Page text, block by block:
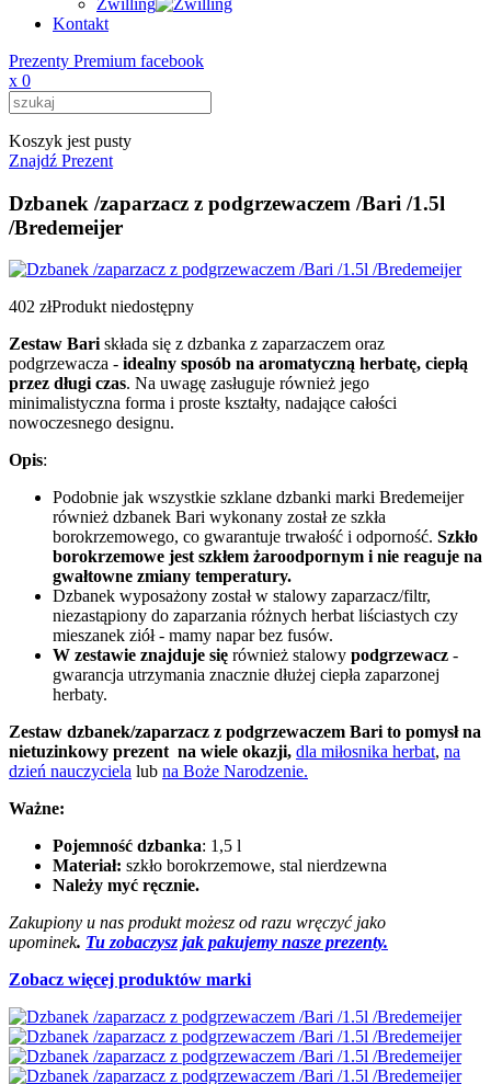
Zwilling
Kontakt
Prezenty Premium facebook
x 0
Koszyk jest pusty
Znajdź Prezent
Dzbanek /zaparzacz z podgrzewaczem /Bari /1.5l
/Bredemeijer
402 złProdukt niedostępny
Zestaw Bariskłada się z dzbanka z zaparzaczem oraz
podgrzewacza - idealny sposób na aromatyczną herbatę, ciepłą
przez długi czas. Na uwagę zasługuje również jego
minimalistyczna forma i proste kształty, nadające całości
nowoczesnego designu.
Opis:
Podobnie jak wszystkie szklane dzbanki marki Bredemeijer
również dzbanek Bari wykonany został ze szkła
borokrzemowego, co gwarantuje trwałość i odporność. Szkło
borokrzemowe jest szkłem żaroodpornym i nie reaguje na
gwałtowne zmiany temperatury.
Dzbanek wyposażony został w stalowy zaparzacz/filtr,
niezastąpiony do zaparzania różnych herbat liściastych czy
mieszanek ziół - mamy napar bez fusów.
W zestawie znajduje się również stalowy podgrzewacz -
gwarancja utrzymania znacznie dłużej ciepła zaparzonej
herbaty.
Zestaw dzbanek/zaparzacz z podgrzewaczem Bari to pomysł na
nietuzinkowy prezent na wiele okazji, dla miłosnika herbat, na
dzień nauczyciela lub na Boże Narodzenie.
Ważne:
Pojemność dzbanka: 1,5 l
Materiał: szkło borokrzemowe, stal nierdzewna
Należy myć ręcznie.
Zakupiony u nas produkt możesz od razu wręczyć jako
upominek. Tu zobaczysz jak pakujemy nasze prezenty.
Zobacz więcej produktów marki